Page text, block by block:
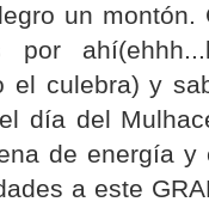
un
por
el culebra) y
día del
de energía
a este